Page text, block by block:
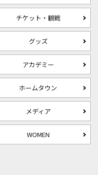
チケット・観戦
グッズ
アカデミー
ホームタウン
メディア
WOMEN